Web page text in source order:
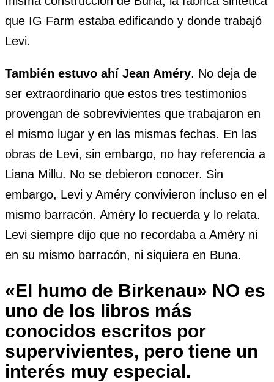
que IG Farm estaba edificando y donde trabajó
Levi.
También estuvo ahí Jean Améry. No deja de
ser extraordinario que estos tres testimonios
provengan de sobrevivientes que trabajaron en
el mismo lugar y en las mismas fechas. En las
obras de Levi, sin embargo, no hay referencia a
Liana Millu. No se debieron conocer. Sin
embargo, Levi y Améry convivieron incluso en el
mismo barracón. Améry lo recuerda y lo relata.
Levi siempre dijo que no recordaba a Amèry ni
en su mismo barracón, ni siquiera en Buna.
«El humo de Birkenau» NO es
uno de los libros más
conocidos escritos por
supervivientes, pero tiene un
interés muy especial.